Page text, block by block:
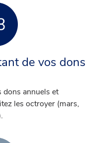
de vos dons
dons annuels et
les octroyer (mars,